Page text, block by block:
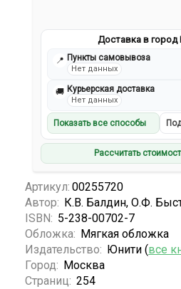
Доставка в город
📍 Пункты самовывоза
Нет данных
🚚 Курьерская доставка
Нет данных
Показать все способы
Рассчитать
Артикул: 00255720
Автор: К.В. Балдин, О.Ф.
ISBN: 5-238-00702-7
Обложка: Мягкая обложка
Издательство: Юнити (все
Город: Москва
Страниц: 254